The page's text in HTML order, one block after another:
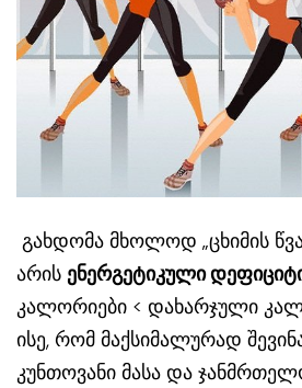
გახდომა მხოლოდ „ცხიმის
არის ენერგეტიკული
კალორიები < დახარჯული
ისე, რომ მაქსიმალურად
კუნთოვანი მასა და